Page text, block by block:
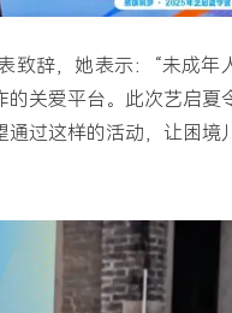
致辞，她表示：“未成年
关爱平台。此次艺启夏
过这样的活动，让困境